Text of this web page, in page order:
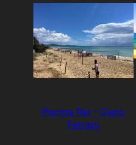
Piscina Rei – Capo
Ferrato